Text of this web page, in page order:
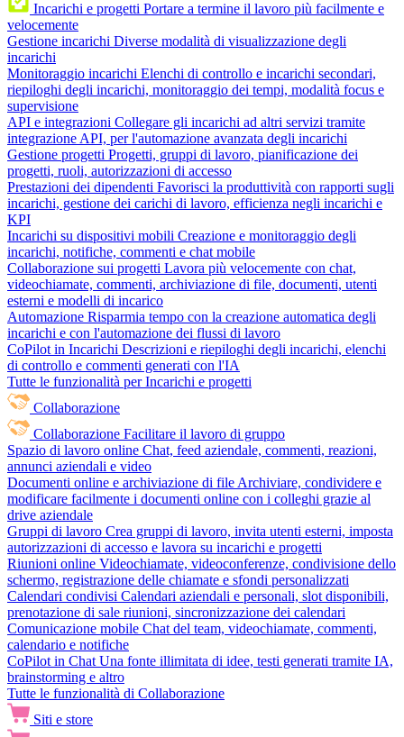
Incarichi e progetti Portare a termine il lavoro più facilmente e
velocemente
Gestione incarichi Diverse modalità di visualizzazione degli
incarichi
Monitoraggio incarichi Elenchi di controllo e incarichi secondari,
riepiloghi degli incarichi, monitoraggio dei tempi, modalità focus e
supervisione
API e integrazioni Collegare gli incarichi ad altri servizi tramite
integrazione API, per l'automazione avanzata degli incarichi
Gestione progetti Progetti, gruppi di lavoro, pianificazione dei
progetti, ruoli, autorizzazioni di accesso
Prestazioni dei dipendenti Favorisci la produttività con rapporti sugli
incarichi, gestione dei carichi di lavoro, efficienza negli incarichi e
KPI
Incarichi su dispositivi mobili Creazione e monitoraggio degli
incarichi, notifiche, commenti e chat mobile
Collaborazione sui progetti Lavora più velocemente con chat,
videochiamate, commenti, archiviazione di file, documenti, utenti
esterni e modelli di incarico
Automazione Risparmia tempo con la creazione automatica degli
incarichi e con l'automazione dei flussi di lavoro
CoPilot in Incarichi Descrizioni e riepiloghi degli incarichi, elenchi
di controllo e commenti generati con l'IA
Tutte le funzionalità per Incarichi e progetti
Collaborazione
Collaborazione Facilitare il lavoro di gruppo
Spazio di lavoro online Chat, feed aziendale, commenti, reazioni,
annunci aziendali e video
Documenti online e archiviazione di file Archiviare, condividere e
modificare facilmente i documenti online con i colleghi grazie al
drive aziendale
Gruppi di lavoro Crea gruppi di lavoro, invita utenti esterni, imposta
autorizzazioni di accesso e lavora su incarichi e progetti
Riunioni online Videochiamate, videoconferenze, condivisione dello
schermo, registrazione delle chiamate e sfondi personalizzati
Calendari condivisi Calendari aziendali e personali, slot disponibili,
prenotazione di sale riunioni, sincronizzazione dei calendari
Comunicazione mobile Chat del team, videochiamate, commenti,
calendario e notifiche
CoPilot in Chat Una fonte illimitata di idee, testi generati tramite IA,
brainstorming e altro
Tutte le funzionalità di Collaborazione
Siti e store